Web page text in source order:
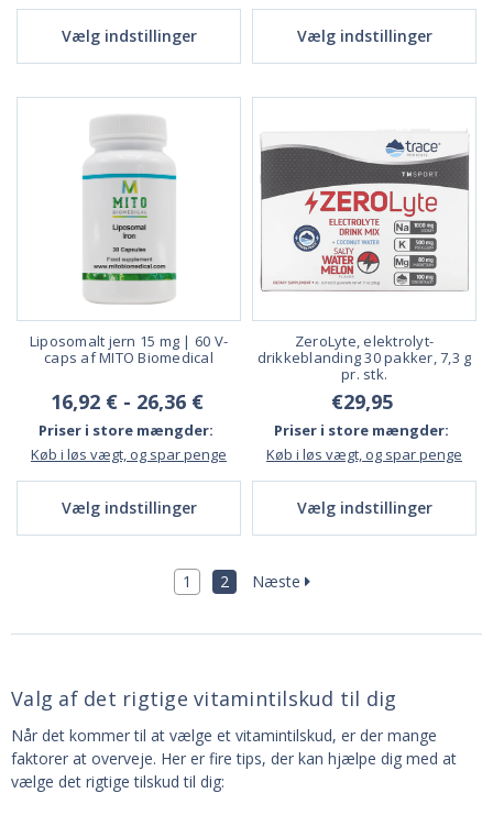
Vælg indstillinger Vælg indstillinger
Liposomalt jern 15 mg | 60 V-
caps af MITO Biomedical
16,92 € - 26,36 €
Priser i store mængder:
Køb i løs vægt, og spar penge
Vælg indstillinger
ZeroLyte, elektrolyt-
drikkeblanding 30 pakker, 7,3 g
pr. stk.
€29,95
Priser i store mængder:
Køb i løs vægt, og spar penge
Vælg indstillinger
1 2 Næste
Valg af det rigtige vitamintilskud til dig
Når det kommer til at vælge et vitamintilskud, er der mange
faktorer at overveje. Her er fire tips, der kan hjælpe dig med at
vælge det rigtige tilskud til dig: